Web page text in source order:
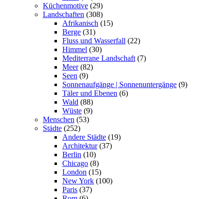
Küchenmotive (29)
Landschaften (308)
Afrikanisch (15)
Berge (31)
Fluss und Wasserfall (22)
Himmel (30)
Mediterrane Landschaft (7)
Meer (82)
Seen (9)
Sonnenaufgänge | Sonnenuntergänge (9)
Täler und Ebenen (6)
Wald (88)
Wüste (9)
Menschen (53)
Städte (252)
Andere Städte (19)
Architektur (37)
Berlin (10)
Chicago (8)
London (15)
New York (100)
Paris (37)